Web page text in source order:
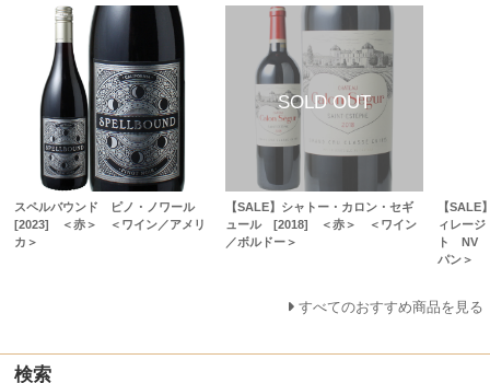
スペルバウンド ピノ・ノワール
[2023] ＜赤＞ ＜ワイン／アメリ
カ＞
【SALE】シャトー・カロン・セギ
ュール [2018] ＜赤＞ ＜ワイン
／ボルドー＞
【SALE
ィレー
ト NV
パン＞
すべてのおすすめ商品を見る
検索